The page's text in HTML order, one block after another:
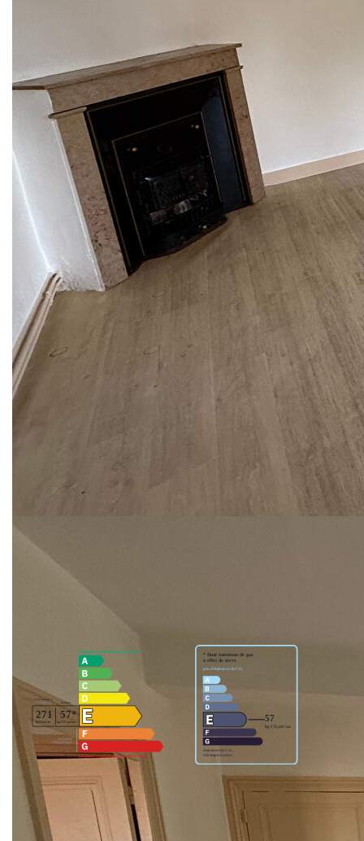
cour privée fermée et parkings, appartement T2 au 1er
étage et dernier étage comprenant cuisine, séjour, une
chambre, salle d'eau WC, double vitrage pvc, volets
roulants solaires, chauffage central individuel gaz de ville,
cabanon.
Prévoir travaux : sols, salle de bains.
Contactez-moi par mail carole@digustoimmobilier.fr ou par
téléphone 06.60.78.82.71 pour plus d'infos et prévoir une
visite de cette opportunité de l'Agence DI GUSTO
IMMOBILIER RENAISON.
Selon l'article L.561.5 du Code Monétaire et Financier, pour
l'organisation de la visite, la présentation d'une pièce
d'identité vous sera demandée.
VENTE IMMOBILIER RENAISON
Information Loi Alur :
Mandat de vente signé par Madame Carole DI GUSTO,
titulaire de la carte professionnelle TRANSACTIONS n°
CPI 4201 2016 000 008 195, agissant en sa qualité de
PROCEDURE EN COURS : NON
Nos honoraires
Diagnostics énergétiques
Montant estimé des dépenses annuelles d'énergie pour un
usage standard entre 1380€ et 1870€. indexées aux années
2021,2022 et 2023 (abonnement compris).